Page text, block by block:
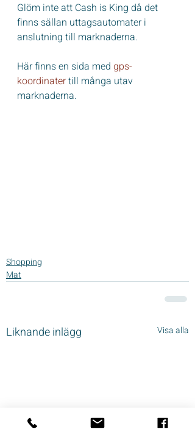
Glöm inte att Cash is King då det
finns sällan uttagsautomater i
anslutning till marknaderna.
Här finns en sida med gps-
koordinater till många utav
marknaderna.
Shopping
Mat
Liknande inlägg Visa alla